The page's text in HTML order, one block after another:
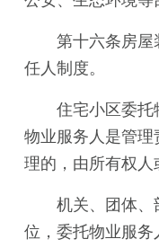
第十六条房屋
任人制度。
住宅小区委托
物业服务人是管
理的，由所有权人
机关、团体、
位，委托物业服